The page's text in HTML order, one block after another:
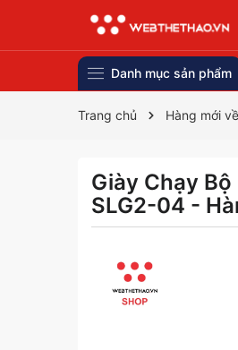
Danh mục sản phẩm
Trang chủ Hàng mới về
Giày Chạy
SLG2-04 -